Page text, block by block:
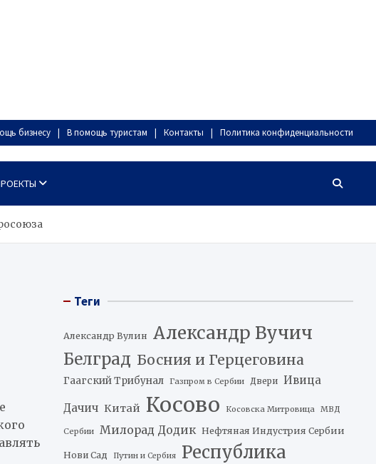
бизнесу В помощь туристам Контакты Политика конфиденциальности
Теги
Александр Вулин Александр Вучич
Белград Босния и Герцеговина
Гаагский Трибунал Газпром в Сербии Двери Ивица
Дачич Китай Косово Косовска Митровица МВД
Сербии Милорад Додик Нефтяная Индустрия Сербии
Нови Сад Путин и Сербия
Республика